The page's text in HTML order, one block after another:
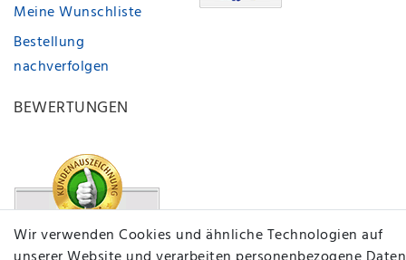
Meine Wunschliste
Bestellung
nachverfolgen
BEWERTUNGEN
Wir verwenden Cookies und ähnliche Technologien auf